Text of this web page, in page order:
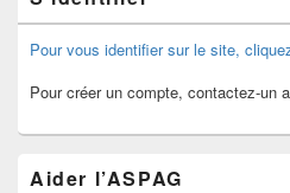
Pour vous identifier sur le site,
Pour créer un compte, contactez-un
Aider l’ASPAG